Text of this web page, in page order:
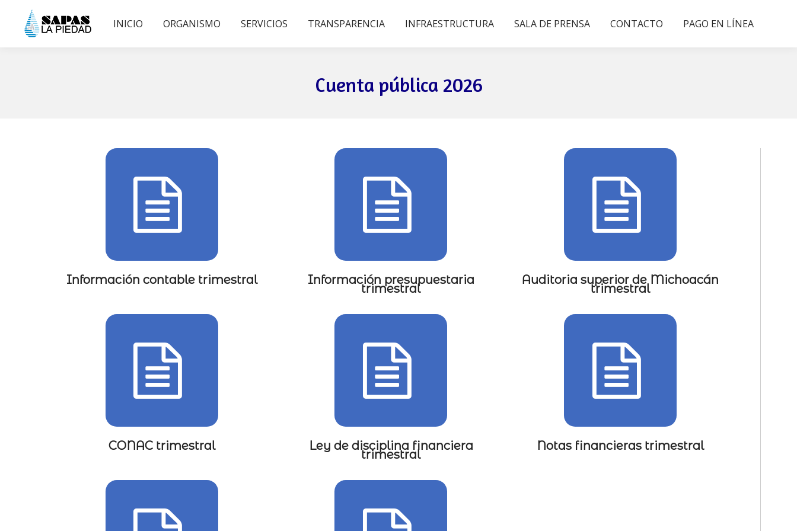
INICIO ORGANISMO SERVICIOS TRANSPARENCIA INFRAESTRUCTURA SALA DE PRENSA CONTACTO PAGO EN LÍNEA
Cuenta pública 2026
Información contable trimestral Información presupuestaria
trimestral
Auditoria superior de Michoacán
trimestral
CONAC trimestral Ley de disciplina financiera
trimestral
Notas financieras trimestral